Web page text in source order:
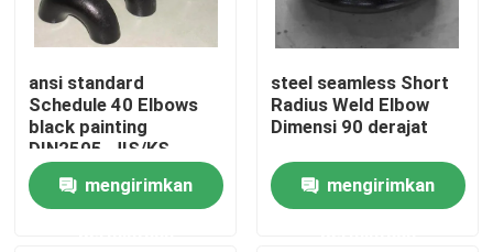
Wisata pabrik
Kontrol kualitas
Hubungi kami
ansi standard
Schedule 40 Elbows
black painting
DIN2505, JIS/KS
Standard
mengirimkan
steel seamless Short
Radius Weld Elbow
Dimensi 90 derajat
mengirimkan